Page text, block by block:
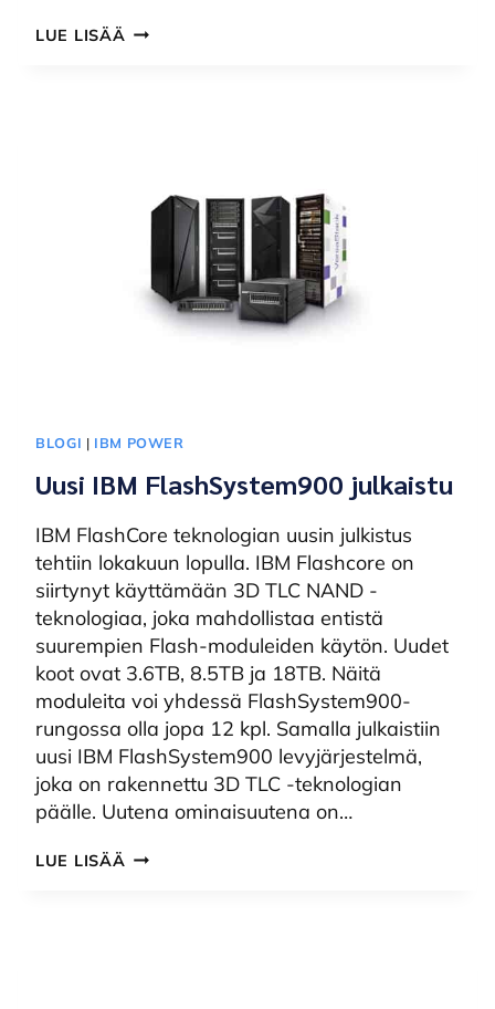
LUE LISÄÄ IBM
BLOGI | IBM POWER
Uusi IBM FlashSystem900 julkaistu
IBM FlashCore teknologian uusin julkistus
tehtiin lokakuun lopulla. IBM Flashcore on
siirtynyt käyttämään 3D TLC NAND -
teknologiaa, joka mahdollistaa entistä
suurempien Flash-moduleiden käytön. Uudet
koot ovat 3.6TB, 8.5TB ja 18TB. Näitä
moduleita voi yhdessä FlashSystem900-
rungossa olla jopa 12 kpl. Samalla julkaistiin
uusi IBM FlashSystem900 levyjärjestelmä,
joka on rakennettu 3D TLC -teknologian
päälle. Uutena ominaisuutena on…
LUE LISÄÄ UUSI